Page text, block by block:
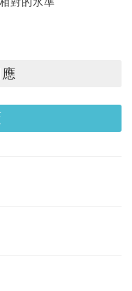
對的水準